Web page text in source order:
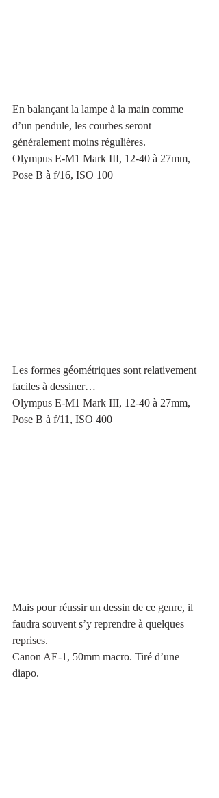
En balançant la lampe à la main comme
d’un pendule, les courbes seront
généralement moins régulières.
Olympus E-M1 Mark III, 12-40 à 27mm,
Pose B à f/16, ISO 100
Les formes géométriques sont relativement
faciles à dessiner…
Olympus E-M1 Mark III, 12-40 à 27mm,
Pose B à f/11, ISO 400
Mais pour réussir un dessin de ce genre, il
faudra souvent s’y reprendre à quelques
reprises.
Canon AE-1, 50mm macro. Tiré d’une
diapo.